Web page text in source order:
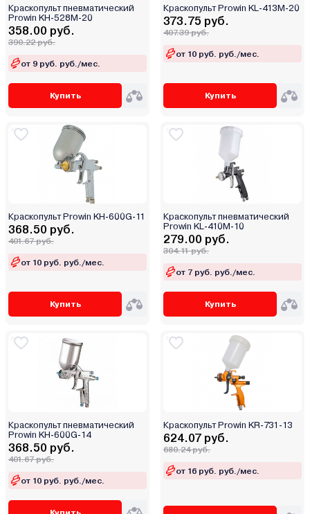
Краскопульт пневматический
Prowin KH-528M-20
358.00 руб.
390.22 руб.
от 9 руб. руб./мес.
Купить
Краскопульт Prowin KL-413M-20
373.75 руб.
407.39 руб.
от 10 руб. руб./мес.
Купить
Краскопульт Prowin KH-600G-11
368.50 руб.
401.67 руб.
от 10 руб. руб./мес.
Купить
Краскопульт пневматический
Prowin KL-410M-10
279.00 руб.
304.11 руб.
от 7 руб. руб./мес.
Купить
Краскопульт пневматический
Prowin KH-600G-14
368.50 руб.
401.67 руб.
от 10 руб. руб./мес.
Краскопульт Prowin KR-731-13
624.07 руб.
680.24 руб.
от 16 руб. руб./мес.